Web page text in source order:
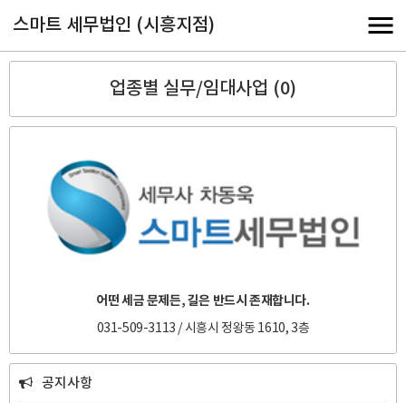
스마트 세무법인 (시흥지점)
업종별 실무/임대사업 (0)
어떤 세금 문제든, 길은 반드시 존재합니다.
031-509-3113 / 시흥시 정왕동 1610, 3층
공지사항